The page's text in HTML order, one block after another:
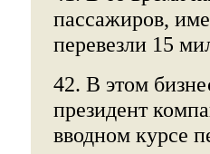
пассажиров,
перевезли 15
42. В этом
президент
вводном курсе